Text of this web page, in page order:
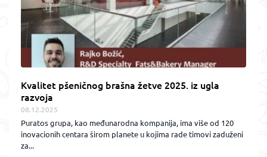
Kvalitet pšeničnog brašna žetve 2025. iz ugla
razvoja
08.12.2025
Puratos grupa, kao međunarodna kompanija, ima više od 120
inovacionih centara širom planete u kojima rade timovi zaduženi
za...